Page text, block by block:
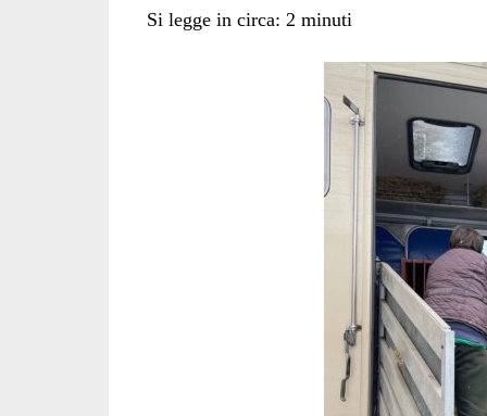
Si legge in circa: 2 minuti